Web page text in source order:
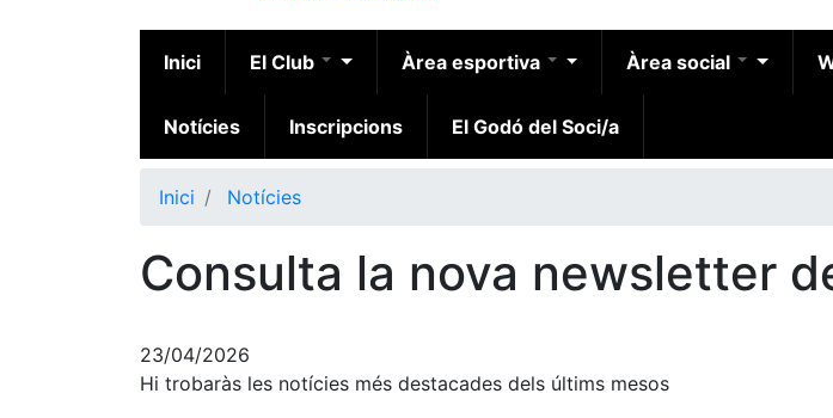
Inici El Club Àrea esportiva Àrea social
Notícies Inscripcions El Godó del Soci/a
Inici Notícies
Consulta la nova newsletter
23/04/2026
Hi trobaràs les notícies més destacades dels últims mesos